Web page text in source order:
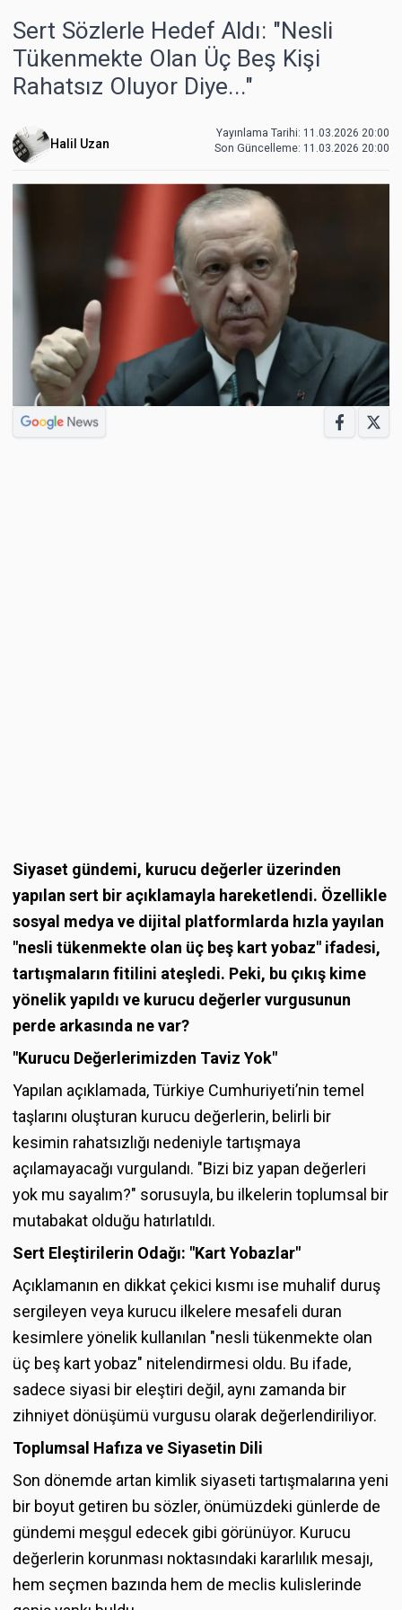
Sert Sözlerle Hedef Aldı: "Nesli
Tükenmekte Olan Üç Beş Kişi
Rahatsız Oluyor Diye..."
Halil Uzan
Yayınlama Tarihi: 11.03.2026 20:00
Son Güncelleme: 11.03.2026 20:00
Siyaset gündemi, kurucu değerler üzerinden
yapılan sert bir açıklamayla hareketlendi. Özellikle
sosyal medya ve dijital platformlarda hızla yayılan
"nesli tükenmekte olan üç beş kart yobaz" ifadesi,
tartışmaların fitilini ateşledi. Peki, bu çıkış kime
yönelik yapıldı ve kurucu değerler vurgusunun
perde arkasında ne var?
"Kurucu Değerlerimizden Taviz Yok"
Yapılan açıklamada, Türkiye Cumhuriyeti’nin temel
taşlarını oluşturan kurucu değerlerin, belirli bir
kesimin rahatsızlığı nedeniyle tartışmaya
açılamayacağı vurgulandı. "Bizi biz yapan değerleri
yok mu sayalım?" sorusuyla, bu ilkelerin toplumsal bir
mutabakat olduğu hatırlatıldı.
Sert Eleştirilerin Odağı: "Kart Yobazlar"
Açıklamanın en dikkat çekici kısmı ise muhalif duruş
sergileyen veya kurucu ilkelere mesafeli duran
kesimlere yönelik kullanılan "nesli tükenmekte olan
üç beş kart yobaz" nitelendirmesi oldu. Bu ifade,
sadece siyasi bir eleştiri değil, aynı zamanda bir
zihniyet dönüşümü vurgusu olarak değerlendiriliyor.
Toplumsal Hafıza ve Siyasetin Dili
Son dönemde artan kimlik siyaseti tartışmalarına yeni
bir boyut getiren bu sözler, önümüzdeki günlerde de
gündemi meşgul edecek gibi görünüyor. Kurucu
değerlerin korunması noktasındaki kararlılık mesajı,
hem seçmen bazında hem de meclis kulislerinde